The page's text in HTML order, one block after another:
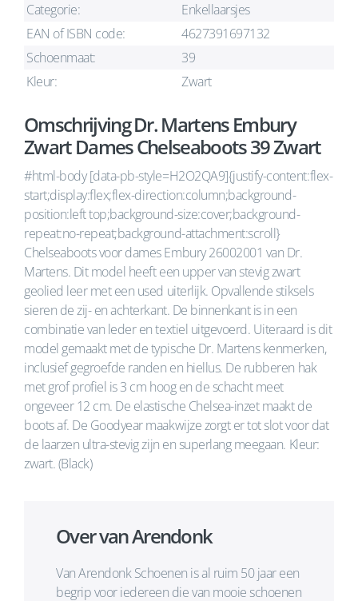
Categorie:
Enkellaarsjes
EAN of ISBN code:
4627391697132
Schoenmaat:
39
Kleur:
Zwart
Omschrijving Dr. Martens Embury
Zwart Dames Chelseaboots 39 Zwart
#html-body [data-pb-style=H2O2QA9]{justify-content:flex-
start;display:flex;flex-direction:column;background-
position:left top;background-size:cover;background-
repeat:no-repeat;background-attachment:scroll}
Chelseaboots voor dames Embury 26002001 van Dr.
Martens. Dit model heeft een upper van stevig zwart
geolied leer met een used uiterlijk. Opvallende stiksels
sieren de zij- en achterkant. De binnenkant is in een
combinatie van leder en textiel uitgevoerd. Uiteraard is dit
model gemaakt met de typische Dr. Martens kenmerken,
inclusief gegroefde randen en hiellus. De rubberen hak
met grof profiel is 3 cm hoog en de schacht meet
ongeveer 12 cm. De elastische Chelsea-inzet maakt de
boots af. De Goodyear maakwijze zorgt er tot slot voor dat
de laarzen ultra-stevig zijn en superlang meegaan. Kleur:
zwart. (Black)
Over van Arendonk
Van Arendonk Schoenen is al ruim 50 jaar een
begrip voor iedereen die van mooie schoenen